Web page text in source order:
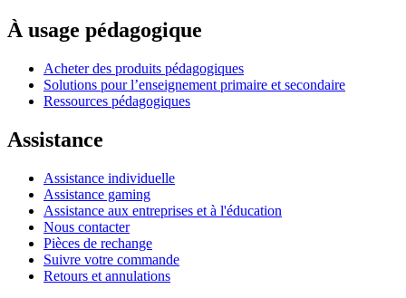
À usage pédagogique
Acheter des produits pédagogiques
Solutions pour l’enseignement primaire et secondaire
Ressources pédagogiques
Assistance
Assistance individuelle
Assistance gaming
Assistance aux entreprises et à l'éducation
Nous contacter
Pièces de rechange
Suivre votre commande
Retours et annulations